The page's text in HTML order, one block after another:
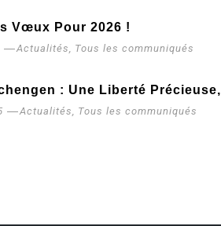
Vœux Pour 2026 !
Actualités Tous les communiqués
: Une Liberté
Actualités Tous les communiqués